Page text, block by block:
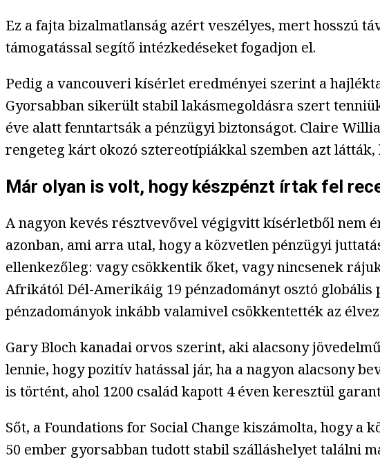
Ez a fajta bizalmatlanság azért veszélyes, mert hosszú
támogatással segítő intézkedéseket fogadjon el.
Pedig a vancouveri kísérlet eredményei szerint a
Gyorsabban sikerült stabil lakásmegoldásra szert
éve alatt fenntartsák a pénzügyi biztonságot. Claire
rengeteg kárt okozó sztereotípiákkal szemben azt
Már olyan is volt, hogy készpénzt írtak fel
A nagyon kevés résztvevővel végigvitt kísérletből nem
azonban, ami arra utal, hogy a közvetlen pénzügyi
ellenkezőleg: vagy csökkentik őket, vagy nincsenek
Afrikától Dél-Amerikáig 19 pénzadományt osztó
pénzadományok inkább valamivel csökkentették az
Gary Bloch kanadai orvos szerint, aki alacsony
lennie, hogy pozitív hatással jár, ha a nagyon alacsony
is történt, ahol 1200 család kapott 4 éven keresztül
Sőt, a Foundations for Social Change kiszámolta, hogy
50 ember gyorsabban tudott stabil szálláshelyet találni